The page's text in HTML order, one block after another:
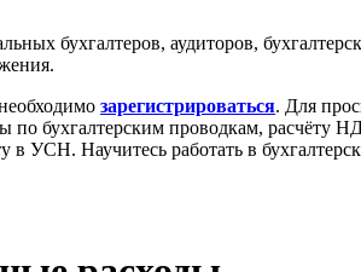
бухгалтеров, аудиторов,
зарегистрироваться. Для
по бухгалтерским проводкам,
в УСН. Научитесь работать в